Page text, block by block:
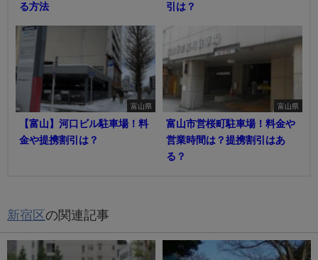
る方法
引は？
富山県
【富山】河口ビル駐車場！料
金や提携割引は？
富山県
富山市営桜町駐車場！料金や
営業時間は？提携割引はあ
る？
新宿区の関連記事